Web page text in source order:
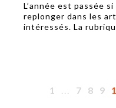
L’année est passée
replonger dans les
intéressés. La
1 ... 7 8 9